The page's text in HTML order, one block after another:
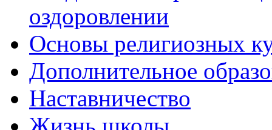
оздоровлении
Основы религиозных
Дополнительное
Наставничество